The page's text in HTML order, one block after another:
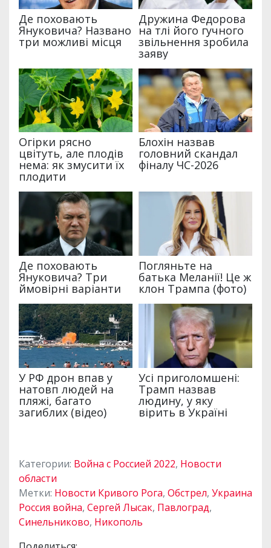
Категории: Война с Россией 2022, Новости
области
Метки: Новости Кривого Рога, Обстрел, Украина
Россия война, Сергей Лысак, Павлоград,
Синельниково, Никополь